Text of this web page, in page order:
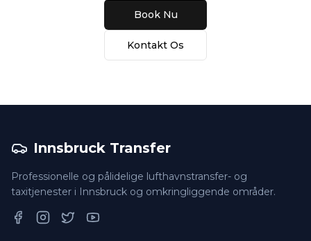
Book Nu
Kontakt Os
Innsbruck Transfer
Professionelle og pålidelige lufthavnstransfer- og
taxitjenester i Innsbruck og omkringliggende områder.